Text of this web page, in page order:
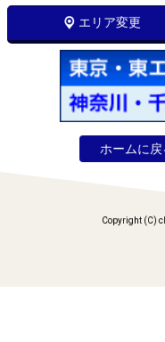
エリア変更
ホームに戻
Copyright (C)